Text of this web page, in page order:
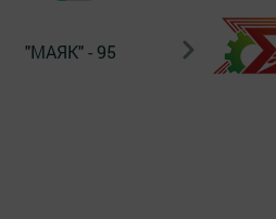
"МАЯК" - 95 "ГУЛЬСТАН"